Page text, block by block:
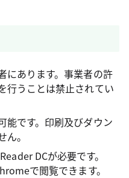
にあります。事業者の許
行うことは禁止されてい
能です。印刷及びダウン
。
DCが必要です。
で閲覧できます。